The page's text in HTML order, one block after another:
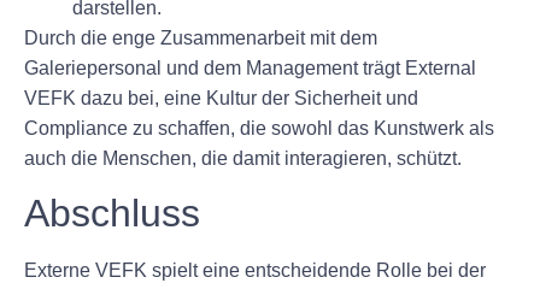
darstellen.
Durch die enge Zusammenarbeit mit dem
Galeriepersonal und dem Management trägt External
VEFK dazu bei, eine Kultur der Sicherheit und
Compliance zu schaffen, die sowohl das Kunstwerk als
auch die Menschen, die damit interagieren, schützt.
Abschluss
Externe VEFK spielt eine entscheidende Rolle bei der